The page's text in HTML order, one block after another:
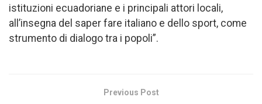
istituzioni ecuadoriane e i principali attori locali,
all’insegna del saper fare italiano e dello sport, come
strumento di dialogo tra i popoli”.
Previous Post